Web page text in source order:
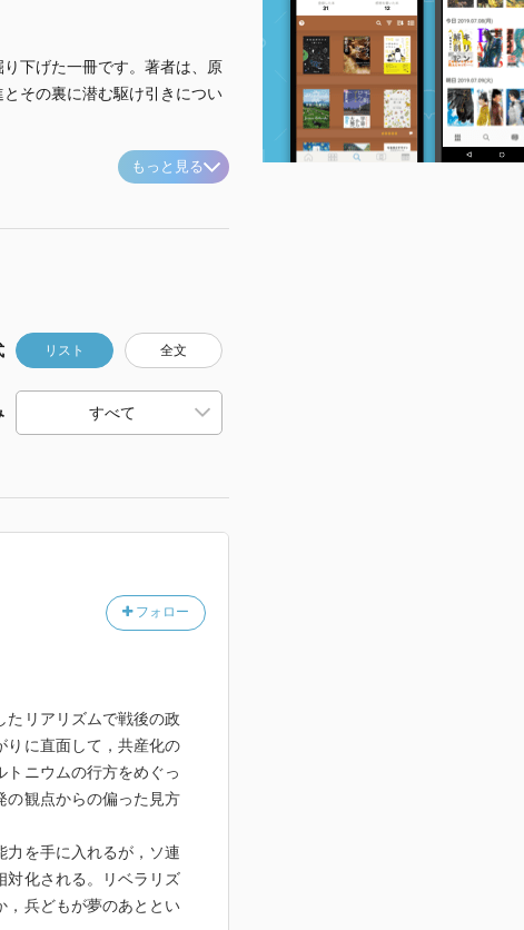
下げた一冊です。著者は、原
その裏に潜む駆け引きについ
もっと見る
リスト 全文
フォロー
たリアリズムで戦後の政
りに直面して，共産化の
ニウムの行方をめぐっ
の観点からの偏った見方
力を手に入れるが，ソ連
対化される。リベラリズ
，兵どもが夢のあととい